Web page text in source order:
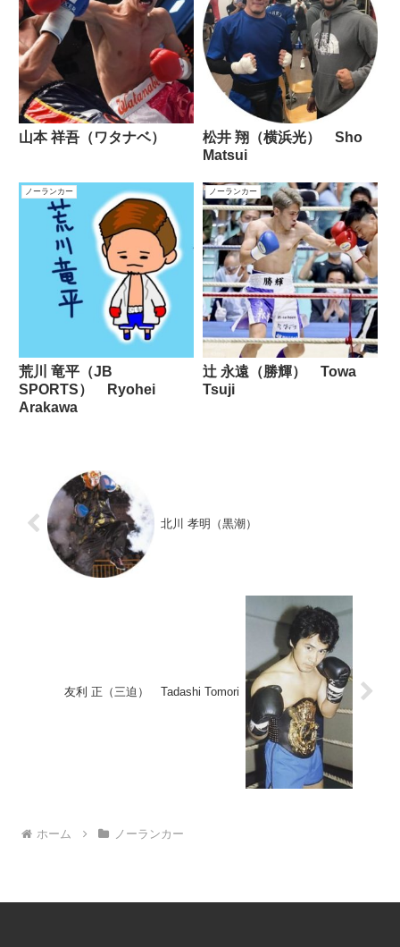
山本 祥吾（ワタナベ）
松井 翔（横浜光） Sho
Matsui
ノーランカー
荒川 竜平（JB
SPORTS） Ryohei
Arakawa
ノーランカー
辻 永遠（勝輝） Towa
Tsuji
北川 孝明（黒潮）
友利 正（三迫） Tadashi Tomori
ホーム ノーランカー